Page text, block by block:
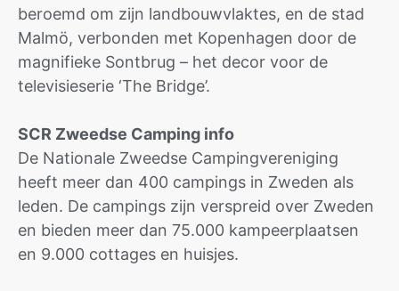
beroemd om zijn landbouwvlaktes, en de stad
Malmö, verbonden met Kopenhagen door de
magnifieke Sontbrug – het decor voor de
televisieserie ‘The Bridge’.
SCR Zweedse Camping info
De Nationale Zweedse Campingvereniging
heeft meer dan 400 campings in Zweden als
leden. De campings zijn verspreid over Zweden
en bieden meer dan 75.000 kampeerplaatsen
en 9.000 cottages en huisjes.